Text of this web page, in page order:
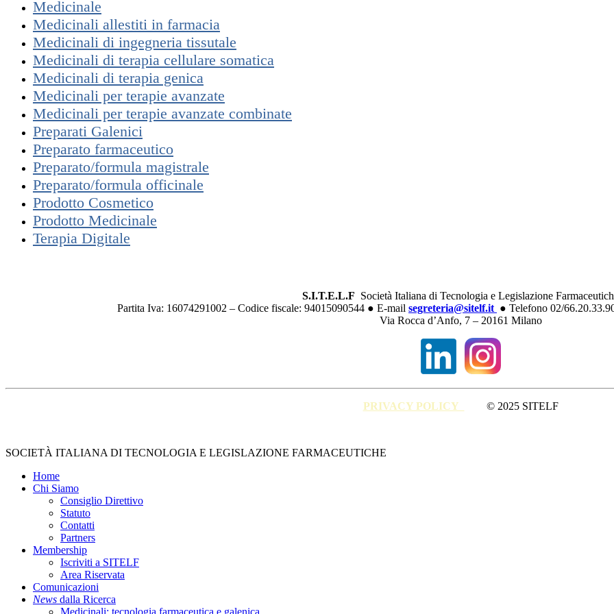
Medicinale
Medicinali allestiti in farmacia
Medicinali di ingegneria tissutale
Medicinali di terapia cellulare somatica
Medicinali di terapia genica
Medicinali per terapie avanzate
Medicinali per terapie avanzate combinate
Preparati Galenici
Preparato farmaceutico
Preparato/formula magistrale
Preparato/formula officinale
Prodotto Cosmetico
Prodotto Medicinale
Terapia Digitale
S.I.T.E.L.F Società Italiana di Tecnologia e Legislazione
Partita Iva: 16074291002 – Codice fiscale: 94015090544 ● E-mail segreteria@sitelf.it ● Telefono 02/
Via Rocca d’Anfo, 7 – 20161 Milano
PRIVACY POLICY © 2025 SITELF
Close
SOCIETÀ ITALIANA DI TECNOLOGIA E LEGISLAZIONE FARMACEUTICHE
Home
Chi Siamo
Consiglio Direttivo
Statuto
Contatti
Partners
Membership
Iscriviti a SITELF
Area Riservata
Comunicazioni
News dalla Ricerca
Medicinali: tecnologia farmaceutica e galenica